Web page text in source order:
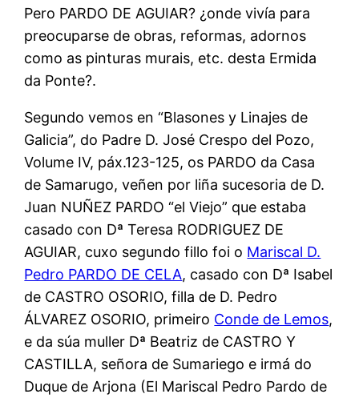
Pero PARDO DE AGUIAR? ¿onde vivía para
preocuparse de obras, reformas, adornos
como as pinturas murais, etc. desta Ermida
da Ponte?.
Segundo vemos en “Blasones y Linajes de
Galicia”, do Padre D. José Crespo del Pozo,
Volume IV, páx.123-125, os PARDO da Casa
de Samarugo, veñen por liña sucesoria de D.
Juan NUÑEZ PARDO “el Viejo” que estaba
casado con Dª Teresa RODRIGUEZ DE
AGUIAR, cuxo segundo fillo foi o Mariscal D.
Pedro PARDO DE CELA, casado con Dª Isabel
de CASTRO OSORIO, filla de D. Pedro
ÁLVAREZ OSORIO, primeiro Conde de Lemos,
e da súa muller Dª Beatriz de CASTRO Y
CASTILLA, señora de Sumariego e irmá do
Duque de Arjona (El Mariscal Pedro Pardo de